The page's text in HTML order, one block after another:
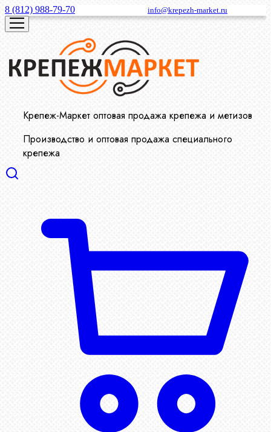
8 (812) 988-79-70 info@krepezh-market.ru
Крепеж-Маркет оптовая продажа крепежа и метизов
Производство и оптовая продажа специального
крепежа